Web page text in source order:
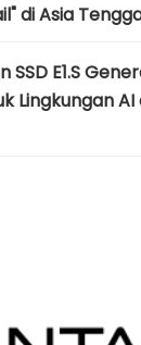
di Asia
SSD E1.S
Lingkungan AI